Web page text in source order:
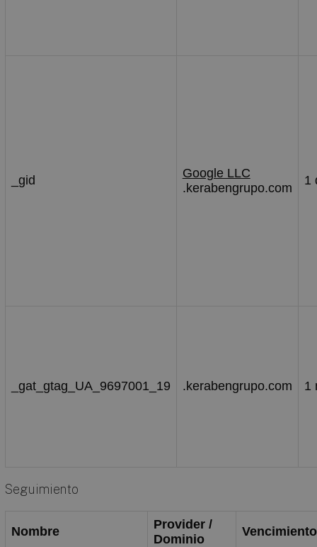
_gid
Google LLC
.kerabengrupo.com
1
_gat_gtag_UA_9697001_19 .kerabengrupo.com 1
Seguimiento
Nombre
Provider /
Dominio
Vencimiento